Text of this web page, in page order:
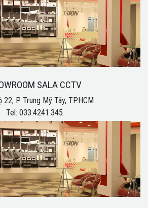
SALA CCTV
22, P. Trung Mỹ Tây, TP.HCM
Tel: 033.4241.345